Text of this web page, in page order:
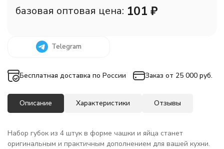
базовая оптовая цена: 101 ₽
Telegram
Бесплатная доставка по России Заказ от 25 000 руб.
Описание Характеристики Отзывы
Набор губок из 4 штук в форме чашки и яйца станет
оригинальным и практичным дополнением для вашей кухни.